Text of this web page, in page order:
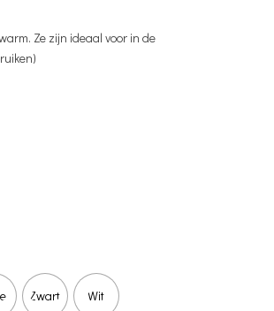
Ze zijn ideaal voor in de
Zwart Wit